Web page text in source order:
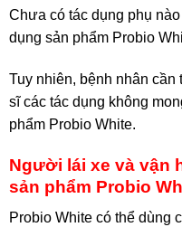
Chưa có tác dụng phụ
dụng sản phẩm Probio
Tuy nhiên, bệnh nhân
sĩ các tác dụng không
phẩm Probio White.
Người lái xe và vận
sản phẩm Probio
Probio White có thể dùng